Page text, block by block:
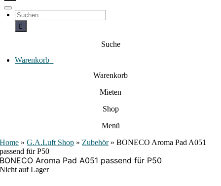
hT
o
a
S
u
h
c
h
Suche
Warenkorb
Warenkorb
Mieten
Shop
Menü
Home »G.A.Luft Shop » Zubehör»BONECO Aroma Pad A051
passend für P50
BONECO Aroma Pad A051 passend für P50
Nicht auf Lager